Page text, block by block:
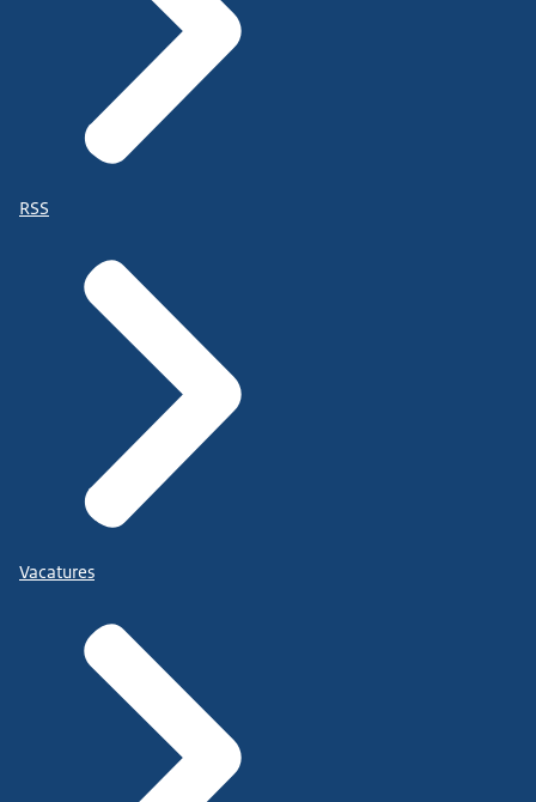
RSS
Vacatures